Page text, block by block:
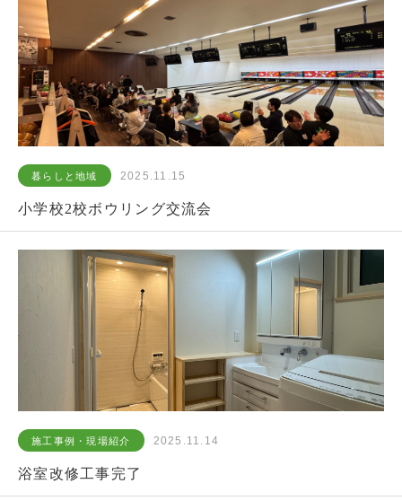
暮らしと地域 2025.11.15
小学校2校ボウリング交流会
施工事例・現場紹介 2025.11.14
浴室改修工事完了